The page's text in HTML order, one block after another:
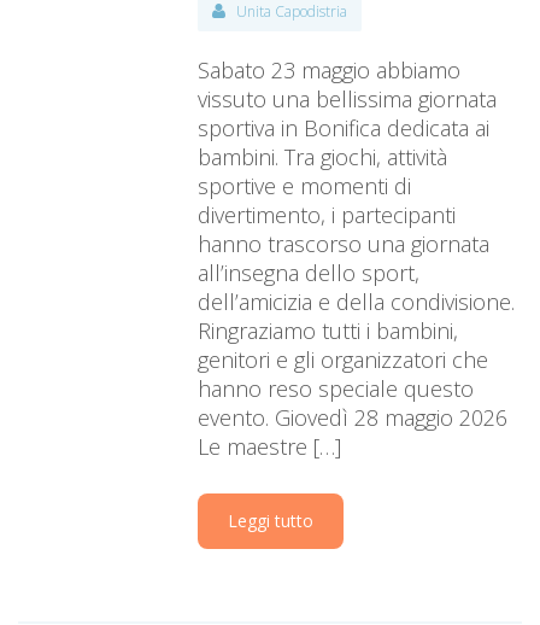
Unita Capodistria
Sabato 23 maggio abbiamo
vissuto una bellissima giornata
sportiva in Bonifica dedicata ai
bambini. Tra giochi, attività
sportive e momenti di
divertimento, i partecipanti
hanno trascorso una giornata
all’insegna dello sport,
dell’amicizia e della condivisione.
Ringraziamo tutti i bambini,
genitori e gli organizzatori che
hanno reso speciale questo
evento. Giovedì 28 maggio 2026
Le maestre […]
Leggi tutto